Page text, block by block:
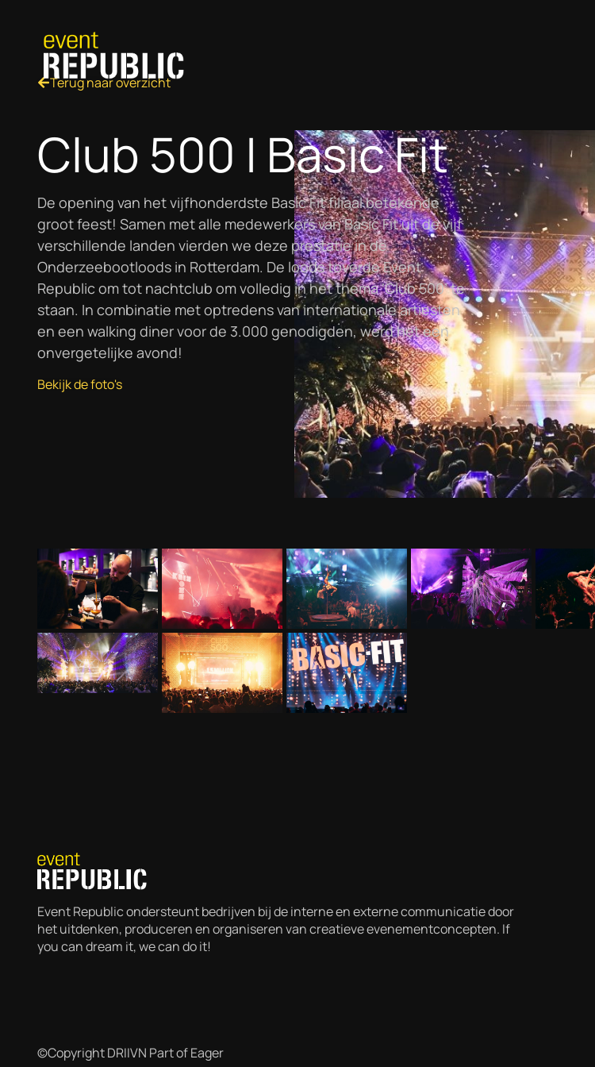
Terug naar overzicht
Club 500 | Basic Fit
De opening van het vijfhonderdste Basic Fit filiaal betekende
groot feest! Samen met alle medewerkers van Basic Fit uit de vijf
verschillende landen vierden we deze prestatie in de
Onderzeebootloods in Rotterdam. De loods toverde Event
Republic om tot nachtclub om volledig in het thema ‘Club 500’ te
staan. In combinatie met optredens van internationale artiesten
en een walking diner voor de 3.000 genodigden, werd het een
onvergetelijke avond!
Bekijk de foto's
Event Republic ondersteunt bedrijven bij de interne en externe communicatie door
het uitdenken, produceren en organiseren van creatieve evenementconcepten. If
you can dream it, we can do it!
©Copyright DRIIVN Part of Eager